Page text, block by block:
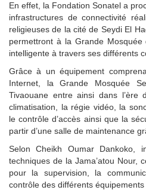
En effet, la Fondation Sonatel a
infrastructures de connectivité
religieuses de la cité de Seydi El
permettront à la Grande
intelligente à travers ses différents
Grâce à un équipement
Internet, la Grande Mosquée
Tivaouane entre ainsi dans l’ère
climatisation, la régie vidéo, la
le contrôle d’accès ainsi que la
partir d’une salle de maintenance
Selon Cheikh Oumar Dankoko,
techniques de la Jama’atou Nour,
pour la supervision, la
contrôle des différents